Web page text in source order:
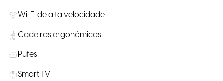
Wi-Fi de alta velocidade
Cadeiras ergonómicas
Pufes
Smart TV